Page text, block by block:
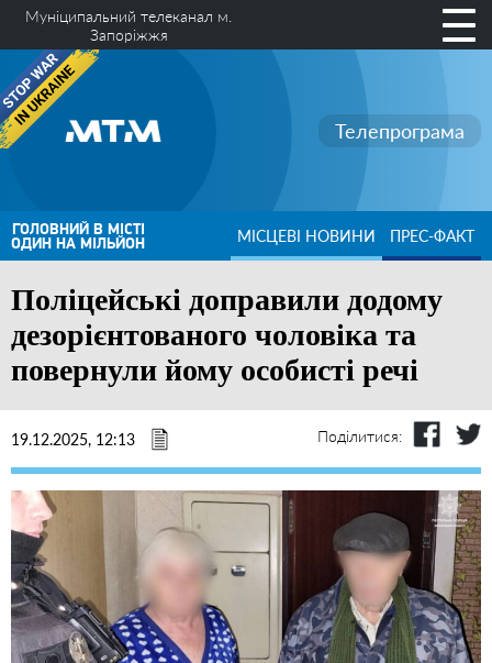
Муніципальний телеканал м.
Запоріжжя
Телепрограма
ГОЛОВНИЙ В МІСТІ
ОДИН НА МІЛЬЙОН МІСЦЕВІ НОВИНИ ПРЕС-ФАКТ
Поліцейські доправили додому
дезорієнтованого чоловіка та
повернули йому особисті речі
19.12.2025, 12:13 Поділитися: